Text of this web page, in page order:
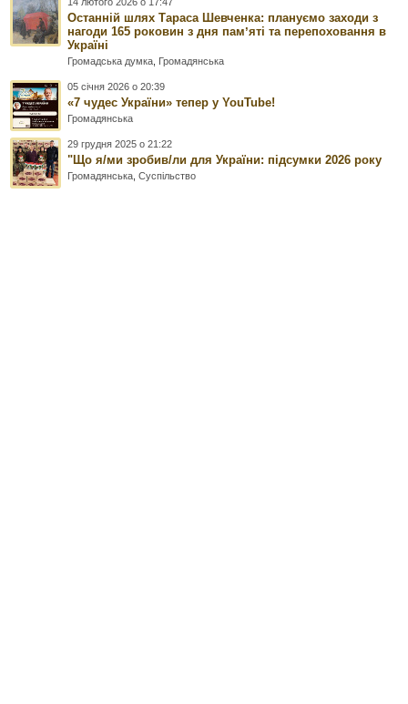
Останній шлях Тараса Шевченка: плануємо заходи з
нагоди 165 роковин з дня памʼяті та перепоховання в
Україні
Громадська думка Громадянська
05 січня 2026 о 20:39
«7 чудес України» тепер у YouTube!
Громадянська
29 грудня 2025 о 21:22
"Що я/ми зробив/ли для України: підсумки 2026 року
Громадянська ,Суспільство